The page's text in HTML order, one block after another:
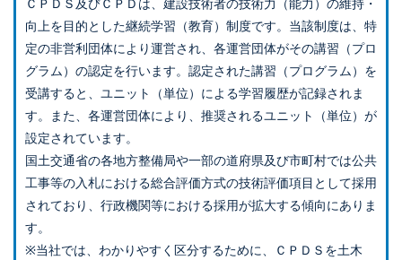
向上を目的とした継続学習（教育）制度です。当該制度は、特
定の非営利団体により運営され、各運営団体がその講習（プロ
グラム）の認定を行います。認定された講習（プログラム）を
受講すると、ユニット（単位）による学習履歴が記録されま
す。また、各運営団体により、推奨されるユニット（単位）が
設定されています。
国土交通省の各地方整備局や一部の道府県及び市町村では公共
工事等の入札における総合評価方式の技術評価項目として採用
されており、行政機関等における採用が拡大する傾向にありま
す。
※当社では、わかりやすく区分するために、ＣＰＤＳを土木